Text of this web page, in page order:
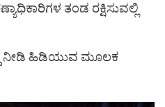
ತಂಡ ರಕ್ಷಿಸುವಲ್ಲಿ
ನೀಡಿ ಹಿಡಿಯುವ ಮೂಲಕ